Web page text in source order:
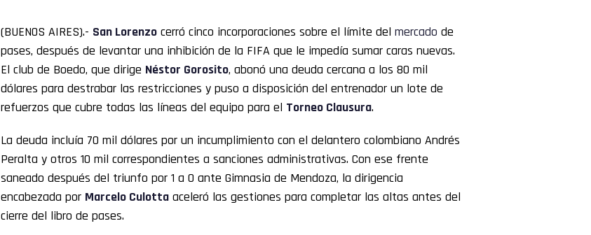
(BUENOS AIRES).- San Lorenzo cerró cinco incorporaciones sobre el límite del mercado de
pases, después de levantar una inhibición de la FIFA que le impedía sumar caras nuevas.
El club de Boedo, que dirige Néstor Gorosito, abonó una deuda cercana a los 80 mil
dólares para destrabar las restricciones y puso a disposición del entrenador un lote de
refuerzos que cubre todas las líneas del equipo para el Torneo Clausura.
La deuda incluía 70 mil dólares por un incumplimiento con el delantero colombiano Andrés
Peralta y otros 10 mil correspondientes a sanciones administrativas. Con ese frente
saneado después del triunfo por 1 a 0 ante Gimnasia de Mendoza, la dirigencia
encabezada por Marcelo Culotta aceleró las gestiones para completar las altas antes del
cierre del libro de pases.